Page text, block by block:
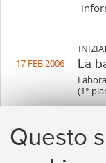
Questo
17 FEB 2006
La
(1°